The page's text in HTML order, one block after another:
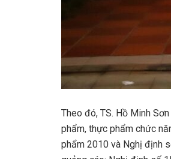
Theo đó, TS. Hồ Minh
phẩm, thực phẩm chức
phẩm 2010 và Nghị định